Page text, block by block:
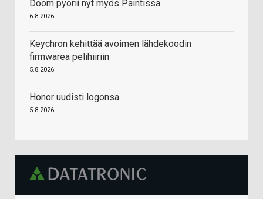
Doom pyörii nyt myös Paintissa
6.8.2026
Keychron kehittää avoimen lähdekoodin
firmwarea pelihiiriin
5.8.2026
Honor uudisti logonsa
5.8.2026